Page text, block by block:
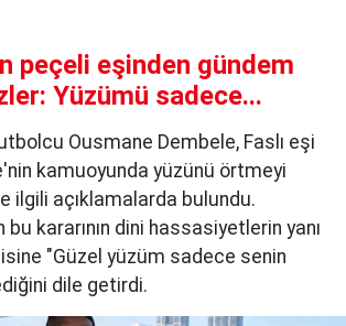
peçeli eşinden gündem
Yüzümü sadece...
Ousmane Dembele, Faslı eşi
kamuoyunda yüzünü örtmeyi
ilgili açıklamalarda bulundu.
bu kararının dini hassasiyetlerin yanı
"Güzel yüzüm sadece senin
dile getirdi.